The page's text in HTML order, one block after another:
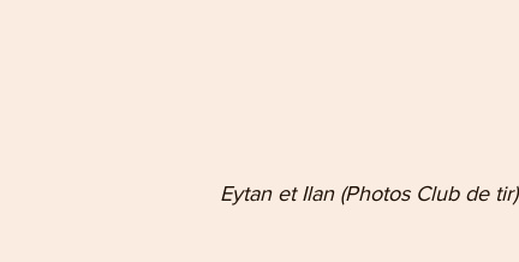
                        Eytan et Ilan (Photos Club de tir)